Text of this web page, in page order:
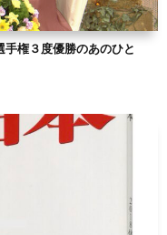
手権３度優勝のあのひと